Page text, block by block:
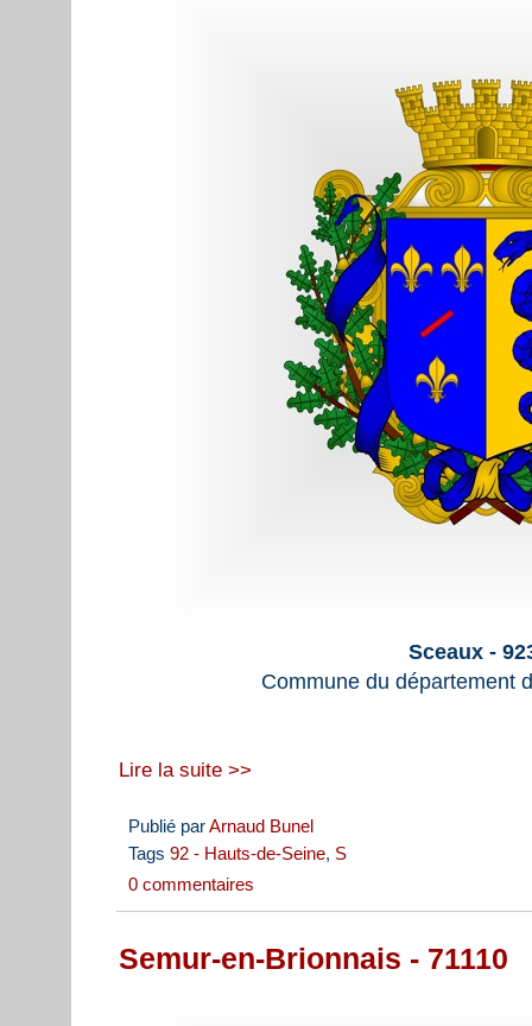
Sceaux -
Commune du département
Lire la suite >>
Publié parArnaud Bunel
Tags 92 - Hauts-de-Seine, S
0 commentaires
Semur-en-Brionnais - 71110